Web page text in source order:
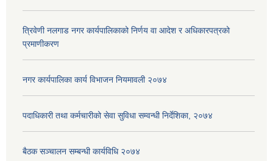
त्रिवेणी नलगाड नगर कार्यपालिकाको निर्णय वा आदेश र अधिकारपत्रको
प्रमाणीकरण
नगर कार्यपालिका कार्य विभाजन नियमावली २०७४
पदाधिकारी तथा कर्मचारीको सेवा सुविधा सम्वन्धी निर्देशिका, २०७४
बैठक सञ्चालन सम्बन्धी कार्यविधि २०७४